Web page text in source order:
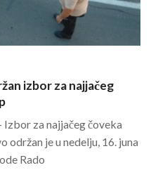
izbor za najjačeg
Izbor za najjačeg čoveka
održan je u nedelju, 16. juna
Rado